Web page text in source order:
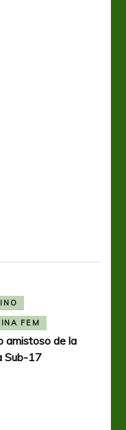
FEM
amistoso de la
Sub-17